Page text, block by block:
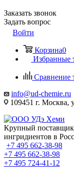
Заказать звонок
Задать вопрос
Войти
Корзина0
Избранные
Сравнение
info@ud-chemie.ru
109451 г. Москва,
Крупный
ингридиентов в
+7 495 662-38-98
+7 495 662-38-98
+7 495 724-41-12